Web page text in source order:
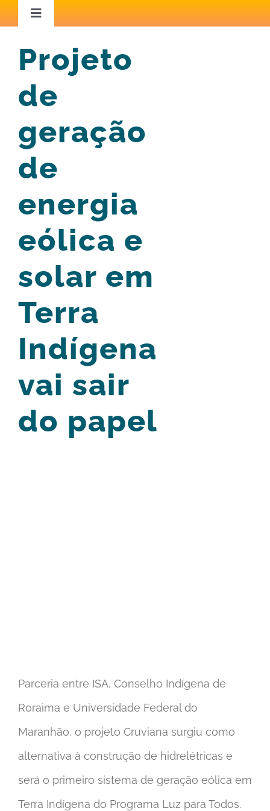
conteúdo
Toggle
Capacitação
Conteúdo Técnico
Blog
Projeto
de
geração
de
energia
eólica e
solar em
Terra
Indígena
vai sair
do papel
Parceria entre ISA, Conselho Indígena de
Roraima e Universidade Federal do
Maranhão, o projeto Cruviana surgiu como
alternativa à construção de hidrelétricas e
será o primeiro sistema de geração eólica em
Terra Indígena do Programa Luz para Todos.